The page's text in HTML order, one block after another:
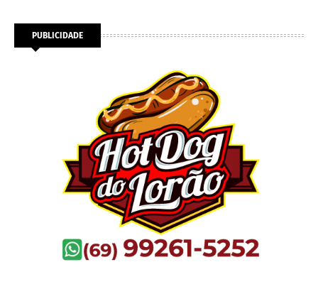
PUBLICIDADE